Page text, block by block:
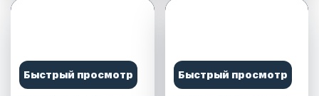
Быстрый просмотр Быстрый просмотр